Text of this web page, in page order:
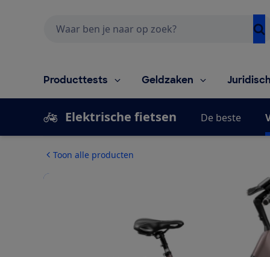
Producttests Geldzaken
Elektrische fietsen De beste
Toon alle producten